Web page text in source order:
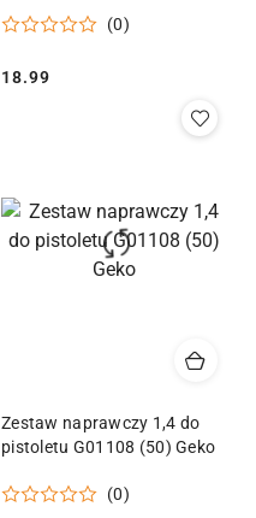
(0)
Cena:
18.99
Zestaw naprawczy 1,4 do
pistoletu G01108 (50) Geko
(0)